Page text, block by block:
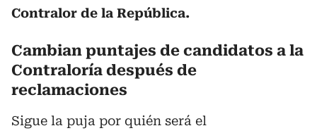
Contralor de la República.
Cambian puntajes de candidatos a la
Contraloría después de
reclamaciones
Sigue la puja por quién será el